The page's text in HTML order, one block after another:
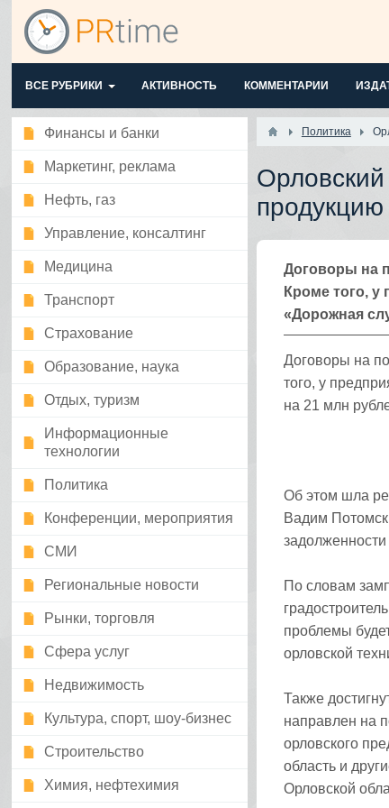
ВСЕ РУБРИКИ АКТИВНОСТЬ КОММЕНТАРИИ
Финансы и банки
Маркетинг, реклама
Нефть, газ
Управление, консалтинг
Медицина
Транспорт
Страхование
Образование, наука
Отдых, туризм
Информационные
технологии
Политика
Конференции, мероприятия
СМИ
Региональные новости
Рынки, торговля
Сфера услуг
Недвижимость
Культура, спорт, шоу-бизнес
Строительство
Химия, нефтехимия
Политика
Договоры на
Кроме того, у
«Дорожная
Договоры на
того, у
на 21 млн
Об этом шла
Вадим
По словам
проблемы
орловской
Также
направлен на
орловского
область и
Орловской